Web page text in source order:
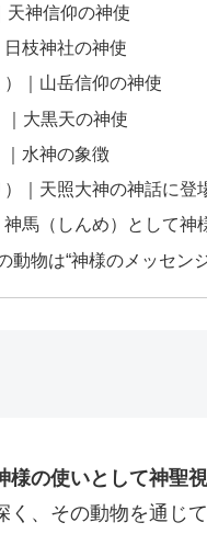
神信仰の神使
枝神社の神使
｜山岳信仰の神使
大黒天の神使
水神の象徴
｜天照大神の神話に登
馬（しんめ）として神
動物は“神様のメッセン
様の使いとして神聖
、その動物を通じ